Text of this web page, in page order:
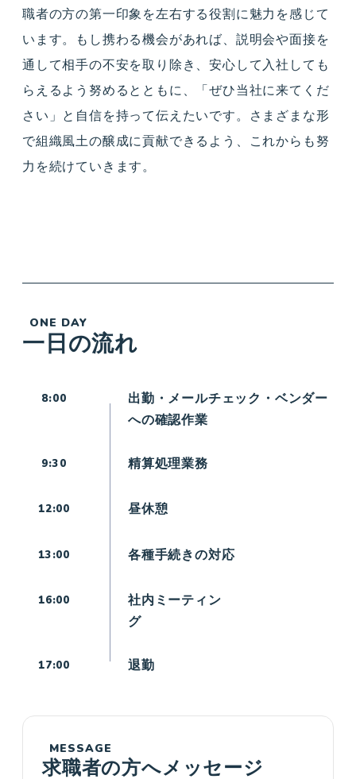
職者の方の第一印象を左右する役割に魅力を感じて
います。もし携わる機会があれば、説明会や面接を
通して相手の不安を取り除き、安心して入社しても
らえるよう努めるとともに、「ぜひ当社に来てくだ
さい」と自信を持って伝えたいです。さまざまな形
で組織風土の醸成に貢献できるよう、これからも努
力を続けていきます。
ONE DAY
一日の流れ
8:00
出勤・メールチェック・ベンダー
への確認作業
9:30 精算処理業務
12:00 昼休憩
13:00 各種手続きの対応
16:00
社内ミーティン
グ
17:00 退勤
MESSAGE
求職者の方へメッセージ